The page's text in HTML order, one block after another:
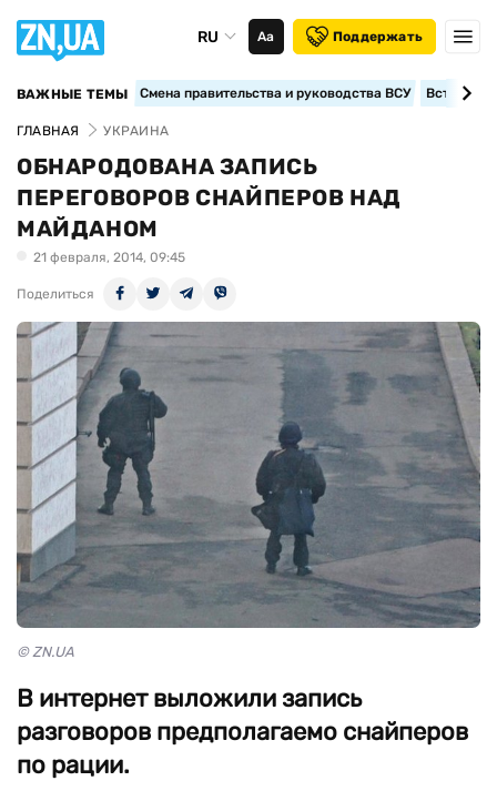
RU Аа Поддержать
ВАЖНЫЕ ТЕМЫ Смена правительства и руководства ВСУ
ГЛАВНАЯ УКРАИНА
ОБНАРОДОВАНА ЗАПИСЬ
ПЕРЕГОВОРОВ СНАЙПЕРОВ НАД
МАЙДАНОМ
21 февраля, 2014, 09:45
Поделиться
© ZN.UA
В интернет выложили запись
разговоров предполагаемо снайперов
по рации.